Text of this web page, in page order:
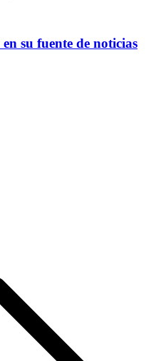
en su fuente de noticias